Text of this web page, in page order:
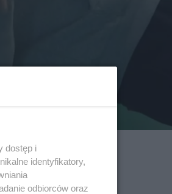
dostęp i
identyfikatory,
odbiorców oraz